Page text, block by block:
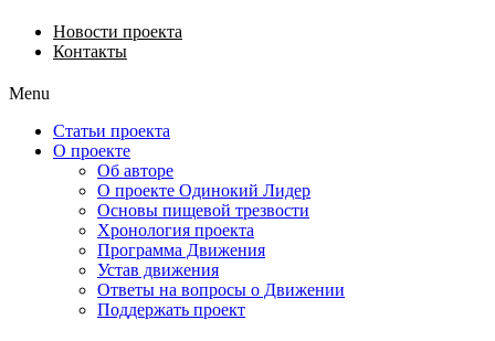
Новости проекта
Контакты
Menu
Статьи проекта
О проекте
Об авторе
О проекте Одинокий Лидер
Основы пищевой трезвости
Хронология проекта
Программа Движения
Устав движения
Ответы на вопросы о Движении
Поддержать проект